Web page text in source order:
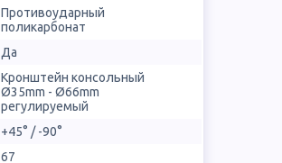
Противоударный
поликарбонат
Да
Кронштейн консольный
Ø35mm - Ø66mm
регулируемый
+45° / -90°
67